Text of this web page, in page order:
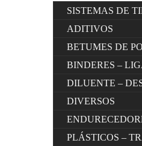
SISTEMAS DE
ADITIVOS
BETUMES DE
BINDERES –
DILUENTE –
DIVERSOS
PLÁSTICOS –